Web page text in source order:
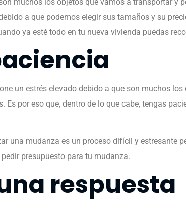
a que podemos elegir sus tamaños y su
ya esté todo en tu nueva vivienda puedas
un estrés elevado debido a que son muchos
Es por eso que, dentro de lo que cabe, tengas
una mudanza es un proceso difícil y estresante
presupuesto para tu mudanza.
respuesta